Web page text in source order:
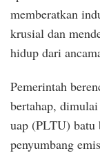
memberatkan
krusial dan
hidup dari
Pemerintah
bertahap,
uap (PLTU) batu
penyumbang